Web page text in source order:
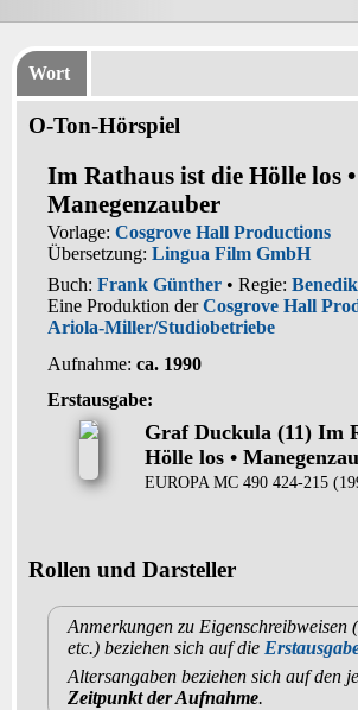
Wort
O-Ton-Hörspiel
Im Rathaus ist die Hölle los •
Manegenzauber
Vorlage: Cosgrove Hall Productions
Übersetzung: Lingua Film GmbH
Buch: Frank Günther • Regie:
Eine Produktion derCosgrove Hall
Ariola-Miller/Studiobetriebe
Aufnahme: ca. 1990
Erstausgabe:
Graf Duckula (11) Im
Hölle los •
EUROPA MC 490 424-215
Rollen und Darsteller
Anmerkungen zu Eigenschreibweisen
etc.) beziehen sich auf die
Altersangaben beziehen sich auf den
Zeitpunkt der Aufnahme.